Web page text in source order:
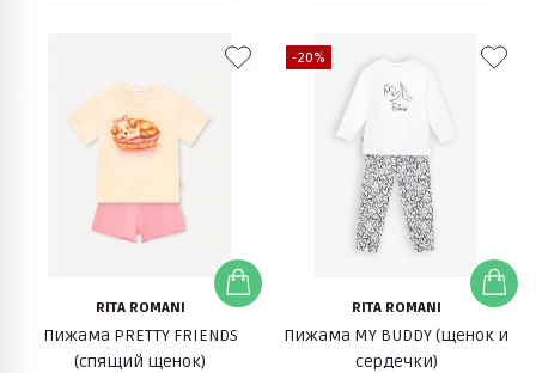
RITA ROMANI
Пижама PRETTY FRIENDS
(спящий щенок)
-20%
RITA ROMANI
Пижама MY BUDDY (щенок и
сердечки)